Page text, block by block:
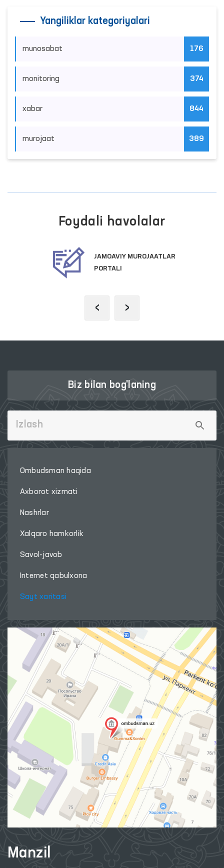
Yangiliklar kategoriyalari
munosabat 176
monitoring 374
xabar 844
murojaat 389
Foydali havolalar
JAMOAVIY MUROJAATLAR
PORTALI
‹ ›
Biz bilan bog'laning
Ombudsman haqida
Axborot xizmati
Nashrlar
Xalqaro hamkorlik
Savol-javob
Internet qabulxona
Sayt xaritasi
Manzil